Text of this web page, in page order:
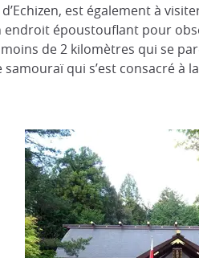
est également à
époustouflant pour
de 2 kilomètres qui se
qui s’est consacré